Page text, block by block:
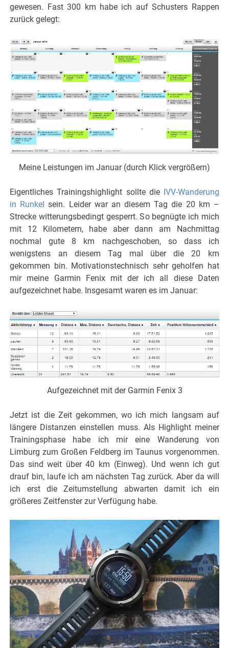
gewesen. Fast 300 km habe ich auf Schusters Rappen
zurück gelegt:
Meine Leistungen im Januar (durch Klick vergrößern)
Eigentliches Trainingshighlight sollte die IVV-Wanderung
in Runkel sein. Leider war an diesem Tag die 20 km –
Strecke witterungsbedingt gesperrt. So begnügte ich mich
mit 12 Kilometern, habe aber dann am Nachmittag
nochmal gute 8 km nachgeschoben, so dass ich
wenigstens an diesem Tag mal über die 20 km
gekommen bin. Motivationstechnisch sehr geholfen hat
mir meine Garmin Fenix mit der ich all diese Daten
aufgezeichnet habe. Insgesamt waren es im Januar:
Aufgezeichnet mit der Garmin Fenix 3
Jetzt ist die Zeit gekommen, wo ich mich langsam auf
längere Distanzen einstellen muss. Als Highlight meiner
Trainingsphase habe ich mir eine Wanderung von
Limburg zum Großen Feldberg im Taunus vorgenommen.
Das sind weit über 40 km (Einweg). Und wenn ich gut
drauf bin, laufe ich am nächsten Tag zurück. Aber da will
ich erst die Zeitumstellung abwarten damit ich ein
größeres Zeitfenster zur Verfügung habe.